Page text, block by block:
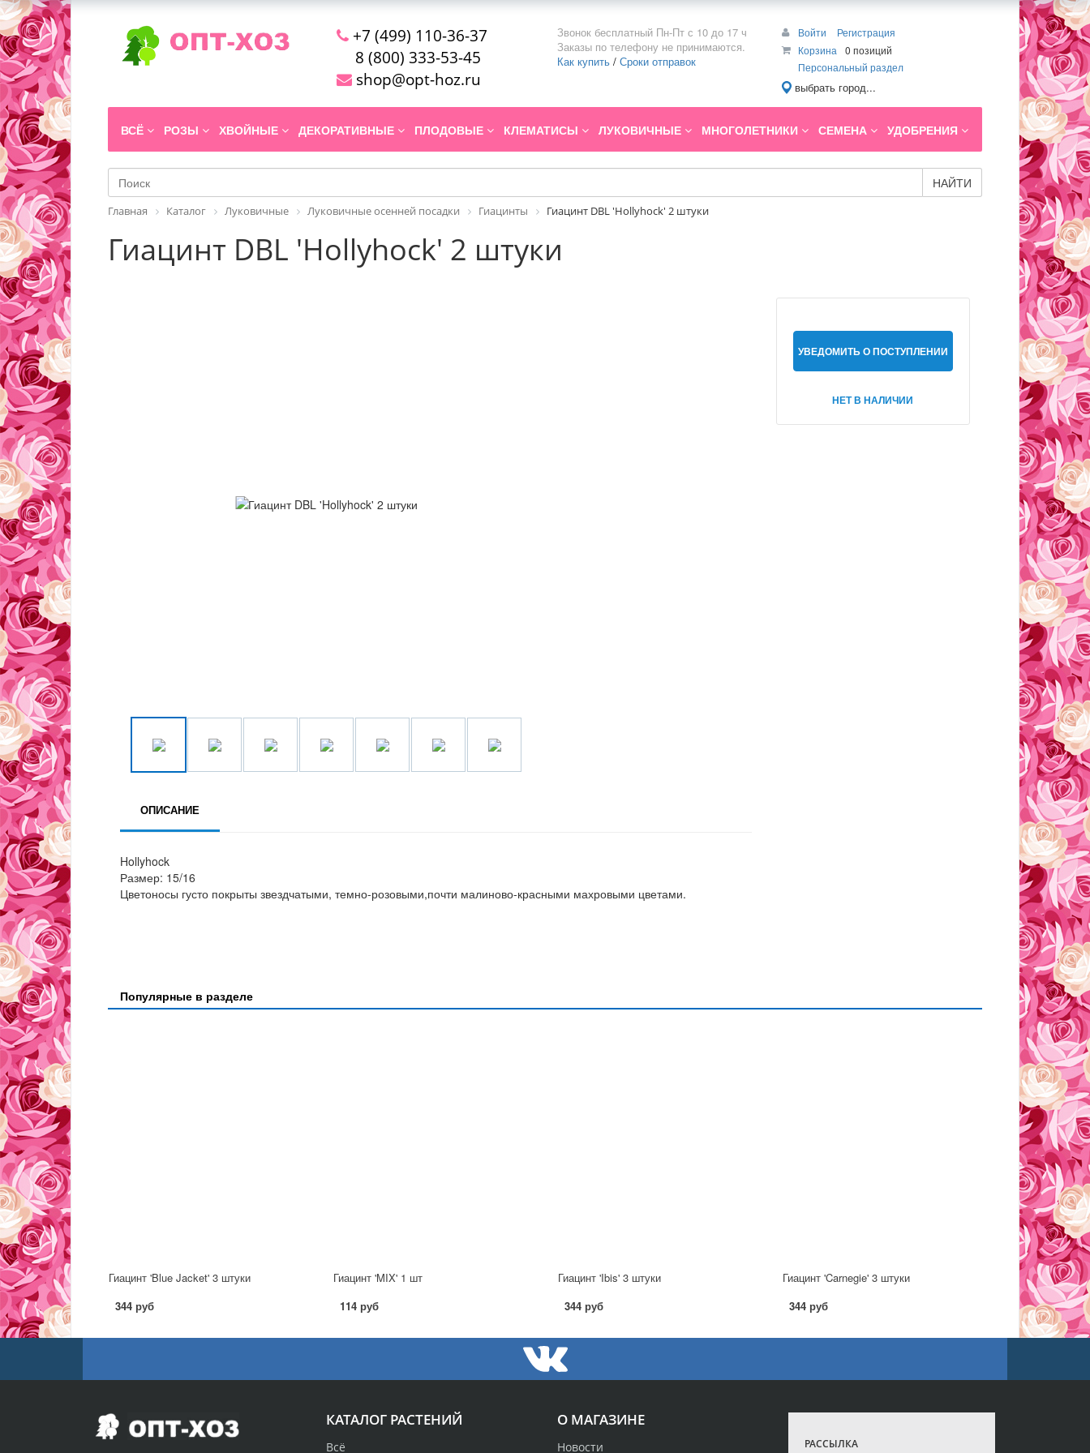
+7 (499) 110-36-37
8 (800) 333-53-45
shop@opt-hoz.ru
Звонок бесплатный Пн-Пт с 10 до 17 ч
Заказы по телефону не принимаются.
Как купить / Сроки отправок
Войти
Регистрация
Корзина
0 позиций
Персональный раздел
выбрать город...
ВСЁ РОЗЫ ХВОЙНЫЕ ДЕКОРАТИВНЫЕ ПЛОДОВЫЕ КЛЕМАТИСЫ ЛУКОВИЧНЫЕ МНОГОЛЕТНИКИ СЕМЕНА УДОБРЕНИЯ
НАЙТИ
Главная Каталог Луковичные Луковичные осенней посадки Гиацинты Гиацинт DBL 'Hollyhock' 2 штуки
Гиацинт DBL 'Hollyhock' 2 штуки
УВЕДОМИТЬ О ПОСТУПЛЕНИИ
НЕТ В НАЛИЧИИ
ОПИСАНИЕ
Hollyhock
Размер: 15/16
Цветоносы густо покрыты звездчатыми, темно-розовыми,почти малиново-красными махровыми цветами.
Популярные в разделе
Гиацинт 'Blue Jacket' 3 штуки
344 руб
Гиацинт 'MIX' 1 шт
114 руб
Гиацинт 'Ibis' 3 штуки
344 руб
Гиацинт 'Carnegie' 3 штуки
344 руб
О МАГАЗИНЕ
Новости
КАТАЛОГ РАСТЕНИЙ
Всё РАССЫЛКА